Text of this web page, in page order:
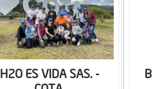
H2O ES VIDA SAS. -